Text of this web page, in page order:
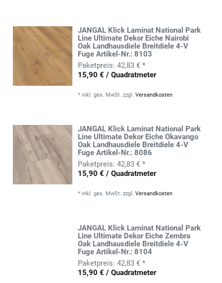
JANGAL Klick Laminat National Park
Line Ultimate Dekor Eiche Nairobi
Oak Landhausdiele Breitdiele 4-V
Fuge Artikel-Nr.: 8103
42,83 € *
15,90 € / Quadratmeter
* inkl. ges. MwSt. zzgl.Versandkosten
JANGAL Klick Laminat National Park
Line Ultimate Dekor Eiche Okavango
Oak Landhausdiele Breitdiele 4-V
Fuge Artikel-Nr.: 8086
42,83 € *
15,90 € / Quadratmeter
* inkl. ges. MwSt. zzgl.Versandkosten
JANGAL Klick Laminat National Park
Line Ultimate Dekor Eiche Zembra
Oak Landhausdiele Breitdiele 4-V
Fuge Artikel-Nr.: 8104
42,83 € *
15,90 € / Quadratmeter